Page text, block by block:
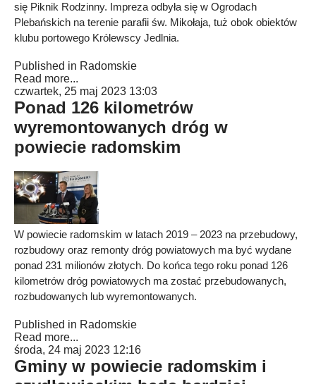
się Piknik Rodzinny. Impreza odbyła się w Ogrodach
Plebańskich na terenie parafii św. Mikołaja, tuż obok obiektów
klubu portowego Królewscy Jedlnia.
Published in Radomskie
Read more...
czwartek, 25 maj 2023 13:03
Ponad 126 kilometrów
wyremontowanych dróg w
powiecie radomskim
W powiecie radomskim w latach 2019 – 2023 na przebudowy,
rozbudowy oraz remonty dróg powiatowych ma być wydane
ponad 231 milionów złotych. Do końca tego roku ponad 126
kilometrów dróg powiatowych ma zostać przebudowanych,
rozbudowanych lub wyremontowanych.
Published in Radomskie
Read more...
środa, 24 maj 2023 12:16
Gminy w powiecie radomskim i